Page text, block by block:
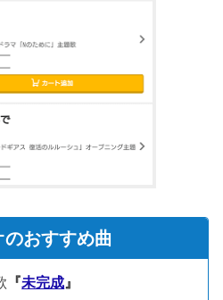
のおすすめ曲
『未完成 』